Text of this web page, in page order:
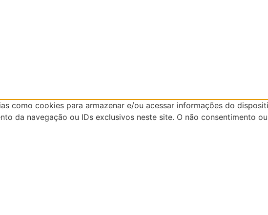
como cookies para armazenar e/ou acessar informações do
da navegação ou IDs exclusivos neste site. O não consentimento